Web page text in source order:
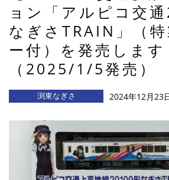
ョン「アルピコ交
なぎさTRAIN」（
ー付）を発売します
（2025/1/5発売）
渕東なぎさ 2024年12月23